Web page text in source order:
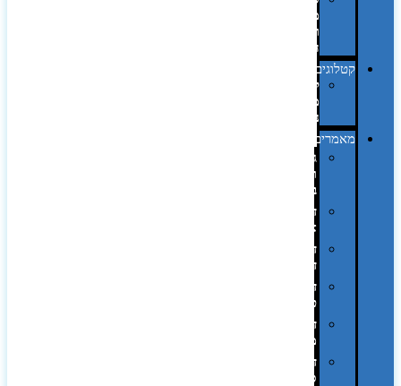
מחשב
וציוד
היקפי
קטלוגים
קטלוג
מוצרי
נייר
מאמרים
גימורים
והשבחות
בדפוס
דפוס
אופסט
דפוס
דיגיטלי
דפוס
טמפון
דפוס
משי
דפוס
סובלימציה